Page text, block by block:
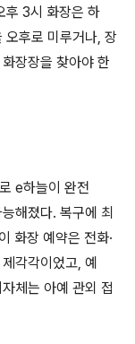
후 3시 화장은 하
오후로 미루거나, 장
장장을 찾아야 한
e하늘이 완전
해졌다. 복구에 최
화장 예약은 전화·
각각이었고, 예
체는 아예 관외 접